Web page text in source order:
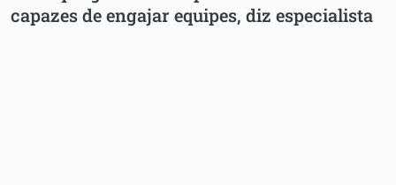
capazes de engajar equipes, diz especialista